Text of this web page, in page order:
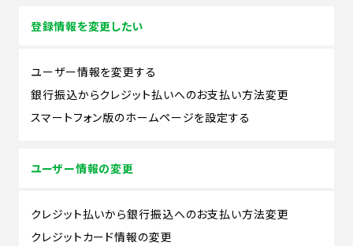
登録情報を変更したい
ユーザー情報を変更する
銀行振込からクレジット払いへのお支払い方法変更
スマートフォン版のホームページを設定する
ユーザー情報の変更
クレジット払いから銀行振込へのお支払い方法変更
クレジットカード情報の変更